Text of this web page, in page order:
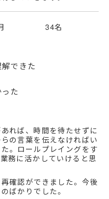
5月 34名
できた
た
れば、時間を待たせずに
の言葉を伝えなければい
。ロールプレイングをす
務に活かしていけると思
確認ができました。今後
ばかりでした。